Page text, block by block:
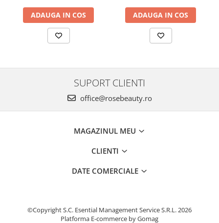
ADAUGA IN COS ADAUGA IN COS
SUPORT CLIENTI
office@rosebeauty.ro
MAGAZINUL MEU
CLIENTI
DATE COMERCIALE
©Copyright S.C. Esential Management Service S.R.L. 2026
Platforma E-commerce by Gomag